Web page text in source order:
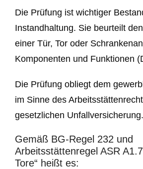
Die Prüfung ist wichtiger
Instandhaltung. Sie beurteilt
einer Tür, Tor oder
Komponenten und Funktionen
Die Prüfung obliegt dem
im Sinne des
gesetzlichen Unfallversicherung.
Gemäß BG-Regel 232 und
Arbeitsstättenregel ASR
Tore“ heißt es: